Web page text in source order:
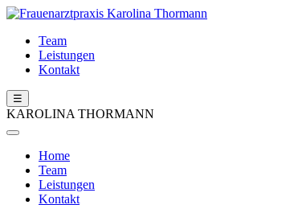
Team
Leistungen
Kontakt
☰
KAROLINA THORMANN
Home
Team
Leistungen
Kontakt